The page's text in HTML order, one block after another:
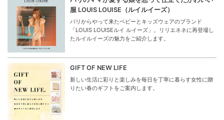
服 LOUIS LOUISE（ルイルイーズ）
パリからやって来たベビーとキッズウェアのブランド
「LOUIS LOUISEルイ ルイーズ」。リリエネネに再登場し
たルイルイーズの魅力をご紹介します。
GIFT OF NEW LIFE
新しい生活に彩りと楽しみを毎日を丁寧に暮らす女性に贈
りたい春のギフトをご案内します。